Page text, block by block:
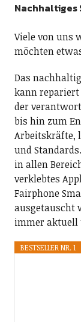
Nachhaltiges
Viele von uns
möchten
Das
kann repariert
der
bis hin zum
Arbeitskräfte,
und
in allen
verklebtes
Fairphone
ausgetauscht
immer aktuell
BESTSELLER NR. 1